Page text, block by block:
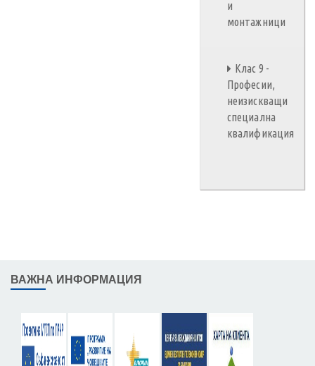
и
монтажници
Клас 9 -
Професии,
неизискващи
специална
квалификация
ВАЖНА ИНФОРМАЦИЯ